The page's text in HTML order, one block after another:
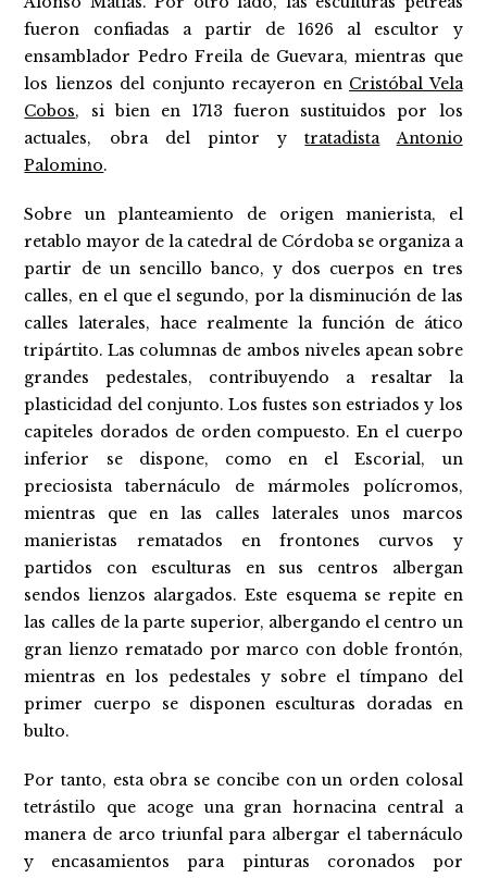
fueron confiadas a partir de 1626 al escultor y
ensamblador Pedro Freila de Guevara, mientras que
los lienzos del conjunto recayeron en Cristóbal Vela
Cobos, si bien en 1713 fueron sustituidos por los
actuales, obra del pintor ytratadista
Antonio
Palomino.
Sobre un planteamiento de origen manierista, el
retablo mayor de la catedral de Córdoba se organiza a
partir de un sencillo banco, y dos cuerpos en tres
calles, en el que el segundo, por la disminución de las
calles laterales, hace realmente la función de ático
tripártito. Las columnas de ambos niveles apean sobre
grandes pedestales, contribuyendo a resaltar la
plasticidad del conjunto. Los fustes son estriados y los
capiteles dorados de orden compuesto. En el cuerpo
inferior se dispone, como en el Escorial, un
preciosista tabernáculo de mármoles polícromos,
mientras que en las calles laterales unos marcos
manieristas rematados en frontones curvos y
partidos con esculturas en sus centros albergan
sendos lienzos alargados. Este esquema se repite en
las calles de la parte superior, albergando el centro un
gran lienzo rematado por marco con doble frontón,
mientras en los pedestales y sobre el tímpano del
primer cuerpo se disponen esculturas doradas en
bulto.
Por tanto, esta obra se concibe con un orden colosal
tetrástilo que acoge una gran hornacina central a
manera de arco triunfal para albergar el tabernáculo
y encasamientos para pinturas coronados por